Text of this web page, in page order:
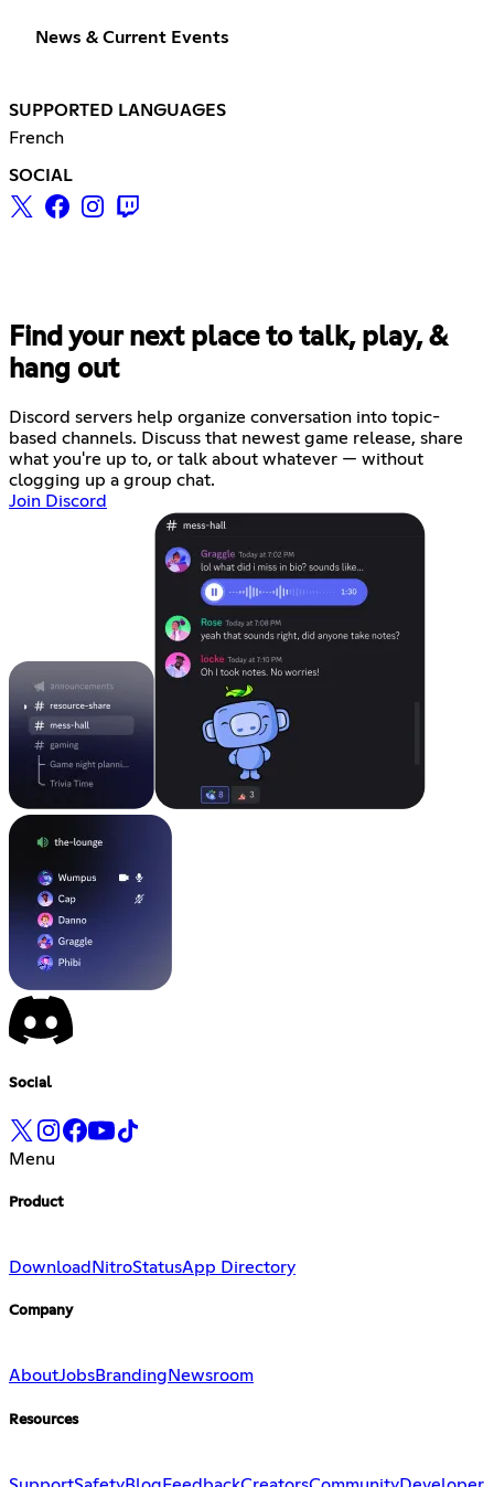
News & Current Events
SUPPORTED LANGUAGES
French
SOCIAL
Find your next place to talk, play, &
hang out
Discord servers help organize conversation into topic-
based channels. Discuss that newest game release, share
what you're up to, or talk about whatever — without
clogging up a group chat.
Join Discord
Social
Menu
Product
Download NitroStatusApp Directory
Company
AboutJobsBranding Newsroom
Resources